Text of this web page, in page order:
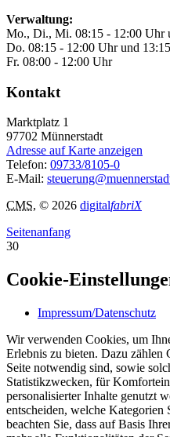
Verwaltung:
Mo., Di., Mi. 08:15 - 12:00 Uhr
Do. 08:15 - 12:00 Uhr und
Fr. 08:00 - 12:00 Uhr
Kontakt
Marktplatz 1
97702 Münnerstadt
Adresse auf Karte anzeigen
Telefon: 09733/8105-0
E-Mail:
CMS, © 2026 digitalfabriX
Seitenanfang
30
Cookie-
Impressum/Datenschutz
Wir verwenden Cookies, um
Erlebnis zu bieten. Dazu zählen
Seite notwendig sind, sowie
Statistikzwecken, für
personalisierter Inhalte genutzt
entscheiden, welche Kategorien
beachten Sie, dass auf Basis